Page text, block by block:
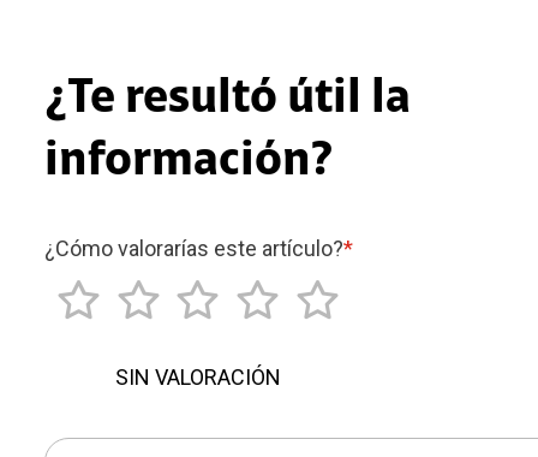
¿Te resultó útil la
información?
¿Cómo valorarías este artículo?*
SIN VALORACIÓN